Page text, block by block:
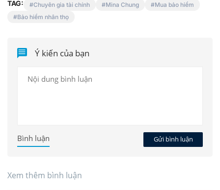
TAG: Chuyên gia tài chính Mina Chung
Mua bảo hiểm
Bảo hiểm nhân thọ
Ý kiến của bạn
Gửi bình luận
Bình luận
Xem thêm bình luận